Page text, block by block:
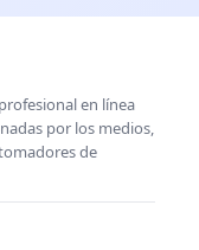
en línea
por los medios,
de